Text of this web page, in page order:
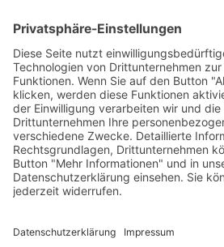
9494 Schaan
Tel +423 / 237 72 00
Email schreiben
Impressum
Datenschutzerklärung
Nutzungsbedingungen Chatbot
Barrierefreiheit
Öffnungszeiten Rathaus